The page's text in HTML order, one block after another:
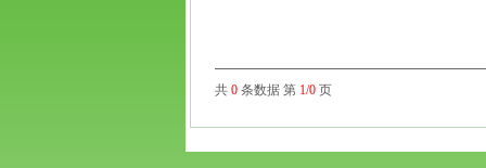
共 0条数据 第 1/0页